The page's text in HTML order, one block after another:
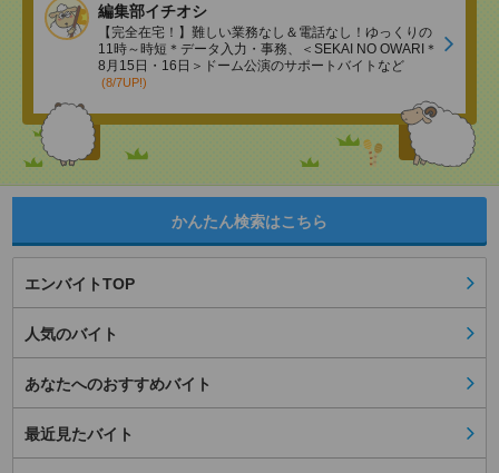
編集部イチオシ
【完全在宅！】難しい業務なし＆電話なし！ゆっくりの
11時～時短＊データ入力・事務、＜SEKAI NO OWARI＊
8月15日・16日＞ドーム公演のサポートバイトなど
(8/7UP!)
かんたん検索はこちら
エンバイトTOP
人気のバイト
あなたへのおすすめバイト
最近見たバイト